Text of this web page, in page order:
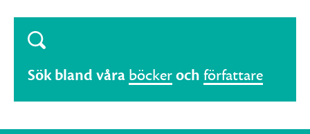
Sök bland våra böckeroch författare